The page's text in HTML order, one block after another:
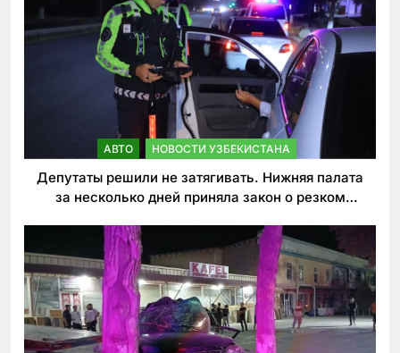
АВТО НОВОСТИ УЗБЕКИСТАНА
Депутаты решили не затягивать. Нижняя палата
за несколько дней приняла закон о резком